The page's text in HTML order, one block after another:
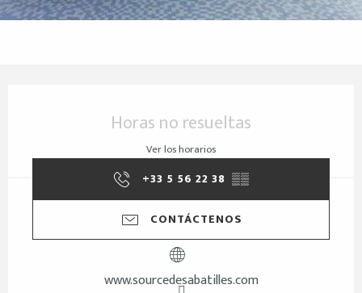
Horas no resueltas
Ver los horarios
+33 5 56 22 38 ▒▒
CONTÁCTENOS
www.sourcedesabatilles.com